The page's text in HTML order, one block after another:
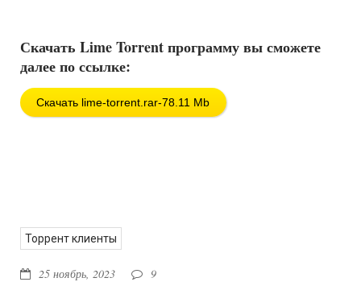
Скачать Lime Torrent программу вы сможете
далее по ссылке:
Скачать lime-torrent.rar-78.11 Mb
Торрент клиенты
25 ноябрь, 2023 9